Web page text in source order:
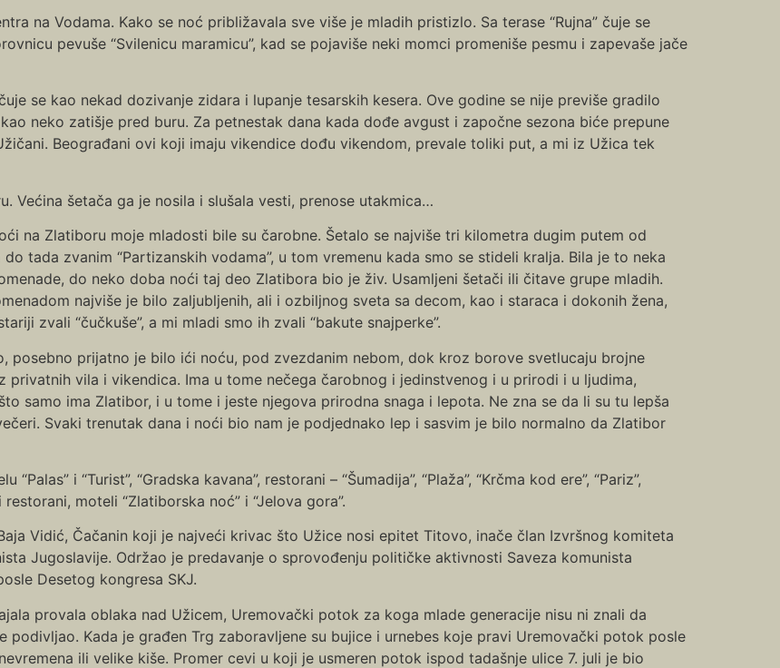
na Vodama. Kako se noć približavala sve više je mladih pristizlo. Sa terase “Rujna” čuje se
pevuše “Svilenicu maramicu”, kad se pojaviše neki momci promeniše pesmu i zapevaše jače
se kao nekad dozivanje zidara i lupanje tesarskih kesera. Ove godine se nije previše gradilo
neko zatišje pred buru. Za petnestak dana kada dođe avgust i započne sezona biće prepune
Beograđani ovi koji imaju vikendice dođu vikendom, prevale toliki put, a mi iz Užica tek
Većina šetača ga je nosila i slušala vesti, prenose utakmica…
na Zlatiboru moje mladosti bile su čarobne. Šetalo se najviše tri kilometra dugim putem od
do tada zvanim “Partizanskih vodama”, u tom vremenu kada smo se stideli kralja. Bila je to neka
do neko doba noći taj deo Zlatibora bio je živ. Usamljeni šetači ili čitave grupe mladih.
najviše je bilo zaljubljenih, ali i ozbiljnog sveta sa decom, kao i staraca i dokonih žena,
zvali “čučkuše”, a mi mladi smo ih zvali “bakute snajperke”.
posebno prijatno je bilo ići noću, pod zvezdanim nebom, dok kroz borove svetlucaju brojne
privatnih vila i vikendica. Ima u tome nečega čarobnog i jedinstvenog i u prirodi i u ljudima,
samo ima Zlatibor, i u tome i jeste njegova prirodna snaga i lepota. Ne zna se da li su tu lepša
Svaki trenutak dana i noći bio nam je podjednako lep i sasvim je bilo normalno da Zlatibor
i “Turist”, “Gradska kavana”, restorani – “Šumadija”, “Plaža”, “Krčma kod ere”, “Pariz”,
restorani, moteli “Zlatiborska noć” i “Jelova gora”.
Vidić, Čačanin koji je najveći krivac što Užice nosi epitet Titovo, inače član Izvršnog komiteta
Jugoslavije. Održao je predavanje o sprovođenju političke aktivnosti Saveza komunista
Desetog kongresa SKJ.
provala oblaka nad Užicem, Uremovački potok za koga mlade generacije nisu ni znali da
podivljao. Kada je građen Trg zaboravljene su bujice i urnebes koje pravi Uremovački potok posle
ili velike kiše. Promer cevi u koji je usmeren potok ispod tadašnje ulice 7. juli je bio